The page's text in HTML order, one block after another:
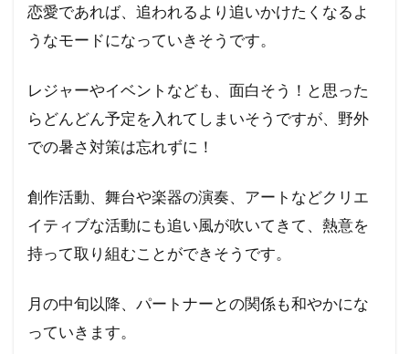
恋愛であれば、追われるより追いかけたくなるよ
うなモードになっていきそうです。
レジャーやイベントなども、面白そう！と思った
らどんどん予定を入れてしまいそうですが、野外
での暑さ対策は忘れずに！
創作活動、舞台や楽器の演奏、アートなどクリエ
イティブな活動にも追い風が吹いてきて、熱意を
持って取り組むことができそうです。
月の中旬以降、パートナーとの関係も和やかにな
っていきます。